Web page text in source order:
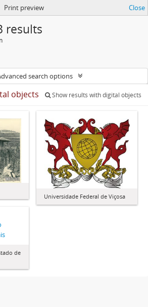
Print preview Close
results
search options
objects Show results with digital objects
Universidade Federal de Viçosa
de